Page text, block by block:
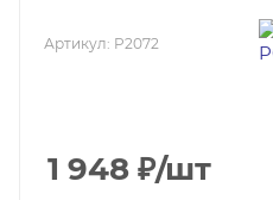
Артикул: P2072
1 948 ₽/шт